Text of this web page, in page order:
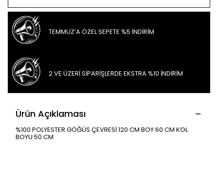
TEMMUZ’A ÖZEL SEPETE %5 İNDİRİM
2 VE ÜZERİ SİPARİŞLERDE EKSTRA %10 İNDİRİM
Ürün Açıklaması
%100 POLYESTER GÖĞÜS ÇEVRESİ 120 CM BOY 60 CM KOL
BOYU 50 CM